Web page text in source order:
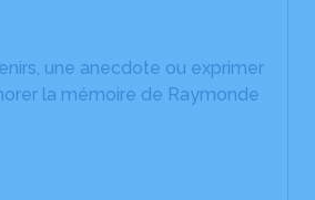
une anecdote ou exprimer
la mémoire de Raymonde